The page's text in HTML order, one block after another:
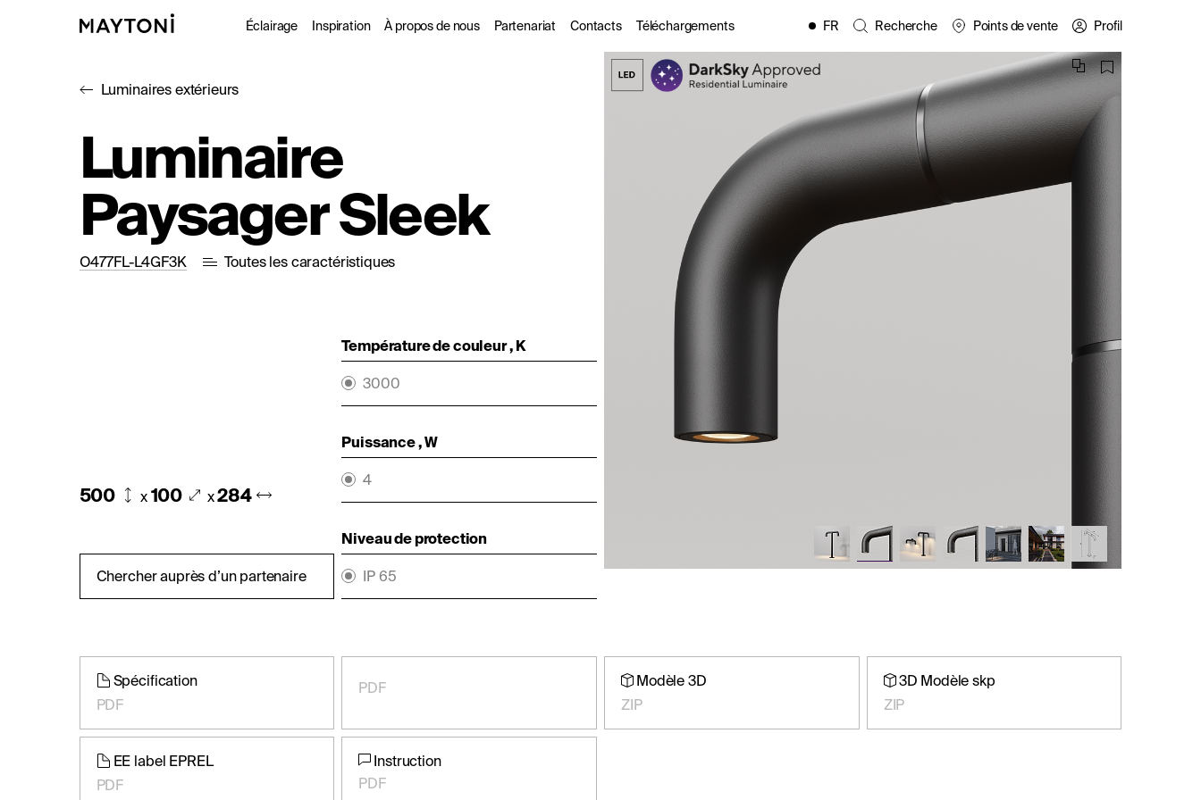
Éclairage
Extérieur
Fonctionnel
Studio
Inspiration
Catalogues
À propos de nous
DarkSky
Partenariat Contacts Téléchargements
DE
FR Recherche Points de vente Profil
Luminaires extérieurs
Luminaire
Paysager Sleek
O477FL-L4GF3K Toutes les caractéristiques
500 x 100 x284
Chercher auprès d’un partenaire
Température de couleur , K
3000
Puissance , W
4
Niveau de protection
IP 65
Spécification
PDF
PDF
Modèle 3D
ZIP
3D Modèle skp
ZIP
EE label EPREL
PDF
Instruction
PDF